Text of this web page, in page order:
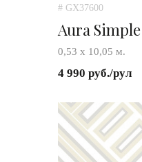
# GX37600
Aura Simple
0,53 х 10,05 м.
4 990 руб./рул